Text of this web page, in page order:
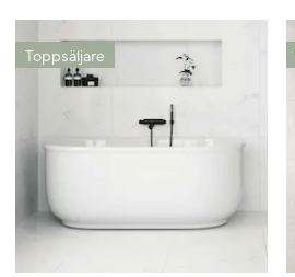
Toppsäljare